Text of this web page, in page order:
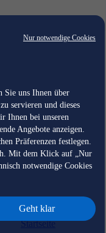
Nur notwendige Cookies
uns Ihnen über
servieren und dieses
Ihnen bei unseren
Angebote anzeigen.
Präferenzen festlegen.
Mit dem Klick auf „Nur
notwendige Cookies
Geht klar
Startseite